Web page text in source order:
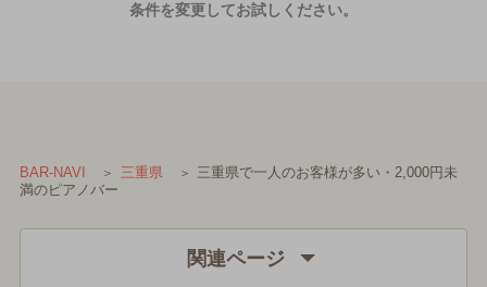
条件を変更してお試しください。
BAR-NAVI 三重県
三重県で一人のお客様が多い・2,000円未
満のピアノバー
関連ページ